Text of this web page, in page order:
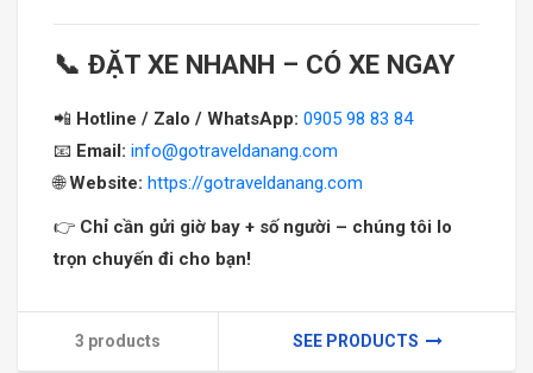
📞 ĐẶT XE NHANH – CÓ XE NGAY
📲 Hotline / Zalo / WhatsApp: 0905 98 83 84
📧 Email: info@gotraveldanang.com
🌐Website: https://gotraveldanang.com
👉 Chỉ cần gửi giờ bay + số người – chúng tôi lo
trọn chuyến đi cho bạn!
3 products SEE PRODUCTS